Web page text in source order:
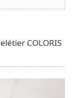
COLORIS